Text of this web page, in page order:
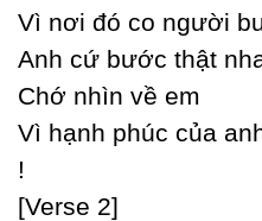
Vì nơi đó co người
Anh cứ bước thật
Ϲhớ nhìn về em
Vì hạnh phúc của
!
[Verse 2]